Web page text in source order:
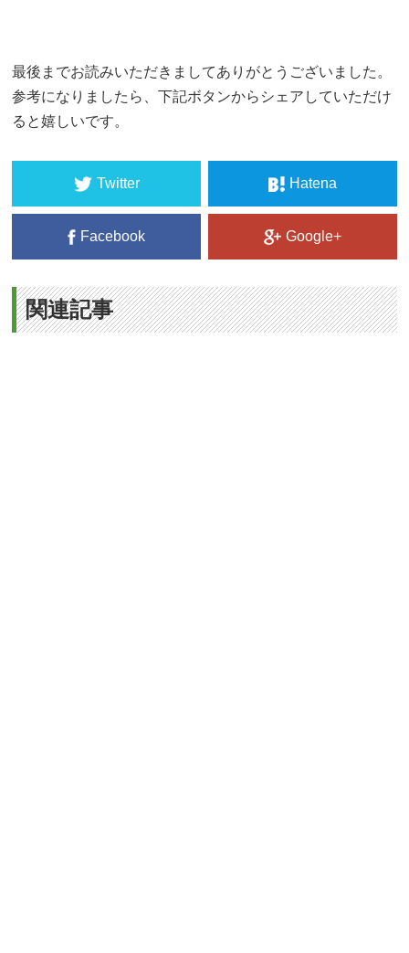
最後までお読みいただきましてありがとうございました。
参考になりましたら、下記ボタンからシェアしていただけ
ると嬉しいです。
Twitter Hatena
Facebook Google+
関連記事